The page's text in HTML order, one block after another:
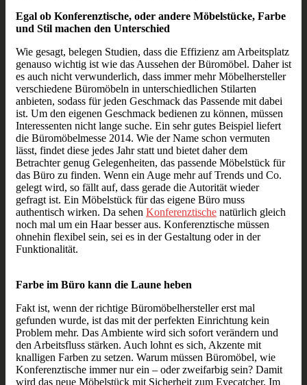
Egal ob Konferenztische, oder andere Möbelstücke, Farbe
und Stil machen den Unterschied
Wie gesagt, belegen Studien, dass die Effizienz am Arbeitsplatz
genauso wichtig ist wie das Aussehen der Büromöbel. Daher ist
es auch nicht verwunderlich, dass immer mehr Möbelhersteller
verschiedene Büromöbeln in unterschiedlichen Stilarten
anbieten, sodass für jeden Geschmack das Passende mit dabei
ist. Um den eigenen Geschmack bedienen zu können, müssen
Interessenten nicht lange suche. Ein sehr gutes Beispiel liefert
die Büromöbelmesse 2014. Wie der Name schon vermuten
lässt, findet diese jedes Jahr statt und bietet daher dem
Betrachter genug Gelegenheiten, das passende Möbelstück für
das Büro zu finden. Wenn ein Auge mehr auf Trends und Co.
gelegt wird, so fällt auf, dass gerade die Autorität wieder
gefragt ist. Ein Möbelstück für das eigene Büro muss
authentisch wirken. Da sehen Konferenztische natürlich gleich
noch mal um ein Haar besser aus. Konferenztische müssen
ohnehin flexibel sein, sei es in der Gestaltung oder in der
Funktionalität.
Farbe im Büro kann die Laune heben
Fakt ist, wenn der richtige Büromöbelhersteller erst mal
gefunden wurde, ist das mit der perfekten Einrichtung kein
Problem mehr. Das Ambiente wird sich sofort verändern und
den Arbeitsfluss stärken. Auch lohnt es sich, Akzente mit
knalligen Farben zu setzen. Warum müssen Büromöbel, wie
Konferenztische immer nur ein – oder zweifarbig sein? Damit
wird das neue Möbelstück mit Sicherheit zum Eyecatcher. Im